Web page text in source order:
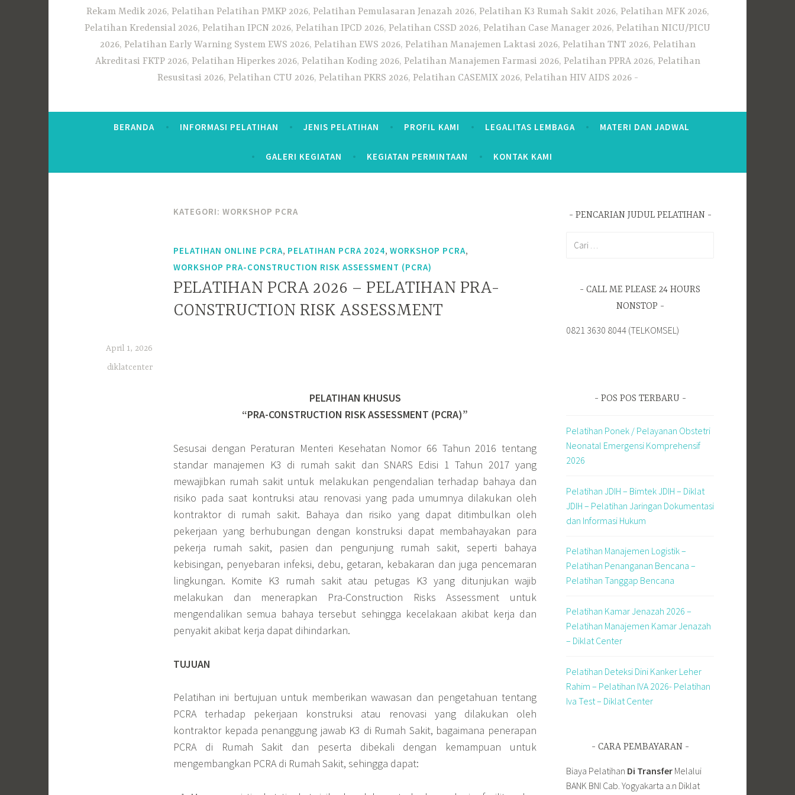
Rekam Medik 2026, Pelatihan Pelatihan PMKP 2026, Pelatihan Pemulasaran Jenazah 2026, Pelatihan K3 Rumah Sakit 2026, Pelatihan MFK 2026,
Pelatihan Kredensial 2026, Pelatihan IPCN 2026, Pelatihan IPCD 2026, Pelatihan CSSD 2026, Pelatihan Case Manager 2026, Pelatihan NICU/PICU
2026, Pelatihan Early Warning System EWS 2026, Pelatihan EWS 2026, Pelatihan Manajemen Laktasi 2026, Pelatihan TNT 2026, Pelatihan
Akreditasi FKTP 2026, Pelatihan Hiperkes 2026, Pelatihan Koding 2026, Pelatihan Manajemen Farmasi 2026, Pelatihan PPRA 2026, Pelatihan
Resusitasi 2026, Pelatihan CTU 2026, Pelatihan PKRS 2026, Pelatihan CASEMIX 2026, Pelatihan HIV AIDS 2026
BERANDA INFORMASI PELATIHAN JENIS PELATIHAN PROFIL KAMI LEGALITAS LEMBAGA MATERI DAN JADWAL
GALERI KEGIATAN KEGIATAN PERMINTAAN KONTAK KAMI
KATEGORI: WORKSHOP PCRA
PELATIHAN ONLINE PCRA, PELATIHAN PCRA 2024, WORKSHOP PCRA,
WORKSHOP PRA-CONSTRUCTION RISK ASSESSMENT (PCRA)
PELATIHAN PCRA 2026 – PELATIHAN PRA-
CONSTRUCTION RISK ASSESSMENT
April 1, 2026
diklatcenter
PELATIHAN KHUSUS
“PRA-CONSTRUCTION RISK ASSESSMENT (PCRA)”
Sesusai dengan Peraturan Menteri Kesehatan Nomor 66 Tahun 2016 tentang
standar manajemen K3 di rumah sakit dan SNARS Edisi 1 Tahun 2017 yang
mewajibkan rumah sakit untuk melakukan pengendalian terhadap bahaya dan
risiko pada saat kontruksi atau renovasi yang pada umumnya dilakukan oleh
kontraktor di rumah sakit. Bahaya dan risiko yang dapat ditimbulkan oleh
pekerjaan yang berhubungan dengan konstruksi dapat membahayakan para
pekerja rumah sakit, pasien dan pengunjung rumah sakit, seperti bahaya
kebisingan, penyebaran infeksi, debu, getaran, kebakaran dan juga pencemaran
lingkungan. Komite K3 rumah sakit atau petugas K3 yang ditunjukan wajib
melakukan dan menerapkan Pra-Construction Risks Assessment untuk
mengendalikan semua bahaya tersebut sehingga kecelakaan akibat kerja dan
penyakit akibat kerja dapat dihindarkan.
TUJUAN
Pelatihan ini bertujuan untuk memberikan wawasan dan pengetahuan tentang
PCRA terhadap pekerjaan konstruksi atau renovasi yang dilakukan oleh
kontraktor kepada penanggung jawab K3 di Rumah Sakit, bagaimana penerapan
PCRA di Rumah Sakit dan peserta dibekali dengan kemampuan untuk
mengembangkan PCRA di Rumah Sakit, sehingga dapat:
PENCARIAN JUDUL PELATIHAN
CALL ME PLEASE 24 HOURS
NONSTOP
0821 3630 8044 (TELKOMSEL)
POS POS TERBARU
Pelatihan Ponek / Pelayanan Obstetri
Neonatal Emergensi Komprehensif
2026
Pelatihan JDIH – Bimtek JDIH – Diklat
JDIH – Pelatihan Jaringan Dokumentasi
dan Informasi Hukum
Pelatihan Manajemen Logistik –
Pelatihan Penanganan Bencana –
Pelatihan Tanggap Bencana
Pelatihan Kamar Jenazah 2026 –
Pelatihan Manajemen Kamar Jenazah
– Diklat Center
Pelatihan Deteksi Dini Kanker Leher
Rahim – Pelatihan IVA 2026- Pelatihan
Iva Test – Diklat Center
CARA PEMBAYARAN
Biaya Pelatihan Di Transfer Melalui
BANK BNI Cab. Yogyakarta a.n Diklat